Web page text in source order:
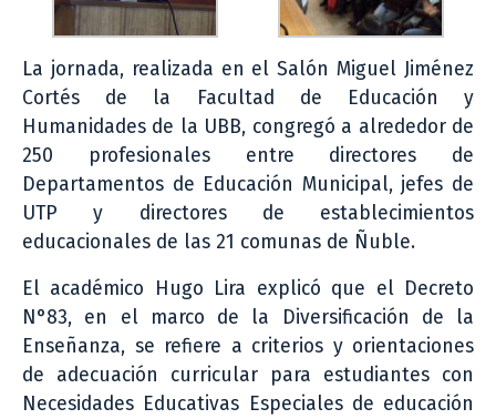
La jornada, realizada en el Salón Miguel Jiménez
Cortés de la Facultad de Educación y
Humanidades de la UBB, congregó a alrededor de
250 profesionales entre directores de
Departamentos de Educación Municipal, jefes de
UTP y directores de establecimientos
educacionales de las 21 comunas de Ñuble.
El académico Hugo Lira explicó que el Decreto
N°83, en el marco de la Diversificación de la
Enseñanza, se refiere a criterios y orientaciones
de adecuación curricular para estudiantes con
Necesidades Educativas Especiales de educación